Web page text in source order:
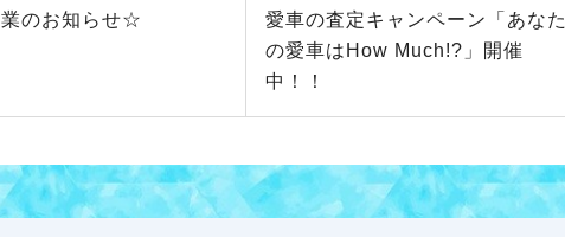
のお知らせ☆
愛車の査定キャンペーン「あなた
の愛車はHow Much!?」開催
中！！